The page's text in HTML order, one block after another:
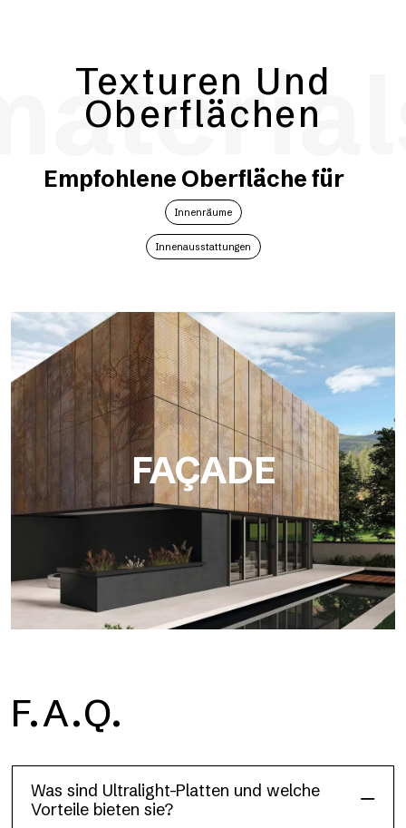
Texturen Und
Oberflächen
Empfohlene Oberfläche für
Innenräume
Innenausstattungen
FAÇADE
F.A.Q.
Was sind Ultralight-Platten und welche
Vorteile bieten sie?